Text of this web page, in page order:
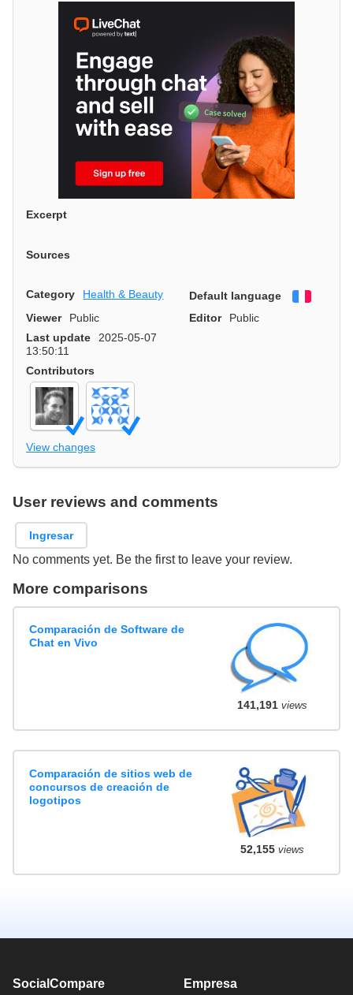
Excerpt
Sources
Category Health & Beauty Default language
Viewer
Public Editor
Public
Last update
2025-05-07
13:50:11
Contributors
View changes
User reviews and comments
Ingresar
No comments yet. Be the first to leave your review.
More comparisons
Comparación de Software de
Chat en Vivo
141,191views
Comparación de sitios web de
concursos de creación de
logotipos
52,155views
SocialCompare Empresa